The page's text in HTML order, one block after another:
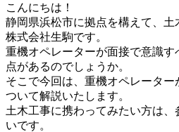
こんにちは！
静岡県浜松市に拠点を構えて、
株式会社生駒です。
重機オペレーターが面接で意識
点があるのでしょうか。
そこで今回は、重機オペレータ
ついて解説いたします。
土木工事に携わってみたい方は
いです。